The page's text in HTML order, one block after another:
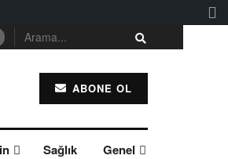
ABONE OL
Sağlık Genel